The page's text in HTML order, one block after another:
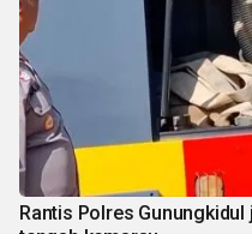
Rantis Polres